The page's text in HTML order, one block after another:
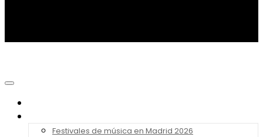
Festivales de música en Madrid 2026